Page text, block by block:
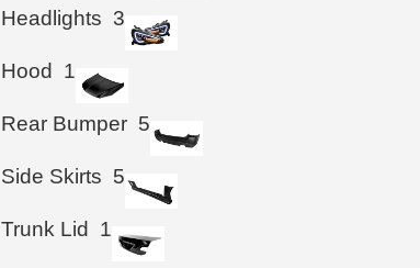
Headlights 3
Hood 1
Rear Bumper 5
Side Skirts 5
Trunk Lid 1